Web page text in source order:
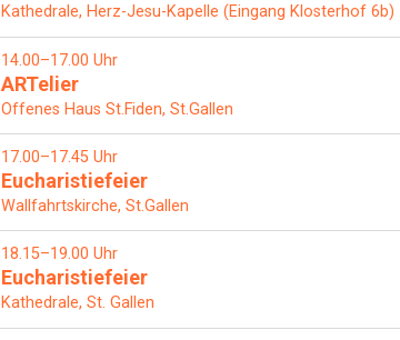
Kathedrale, Herz-Jesu-Kapelle (Eingang Klosterhof 6b)
14.00–17.00 Uhr
ARTelier
Offenes Haus St.Fiden, St.Gallen
17.00–17.45 Uhr
Eucharistiefeier
Wallfahrtskirche, St.Gallen
18.15–19.00 Uhr
Eucharistiefeier
Kathedrale, St. Gallen